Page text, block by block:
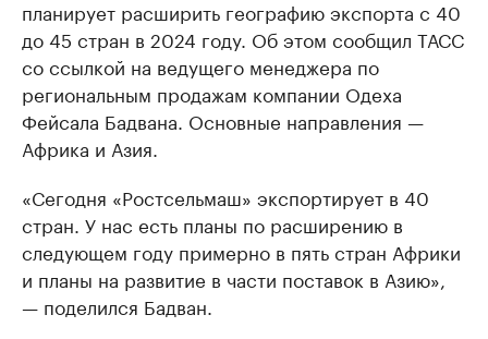
планирует расширить географию экспорта с 40
до 45 стран в 2024 году. Об этом сообщил ТАСС
со ссылкой на ведущего менеджера по
региональным продажам компании Одеха
Фейсала Бадвана. Основные направления —
Африка и Азия.
«Сегодня «Ростсельмаш» экспортирует в 40
стран. У нас есть планы по расширению в
следующем году примерно в пять стран Африки
и планы на развитие в части поставок в Азию»,
— поделился Бадван.